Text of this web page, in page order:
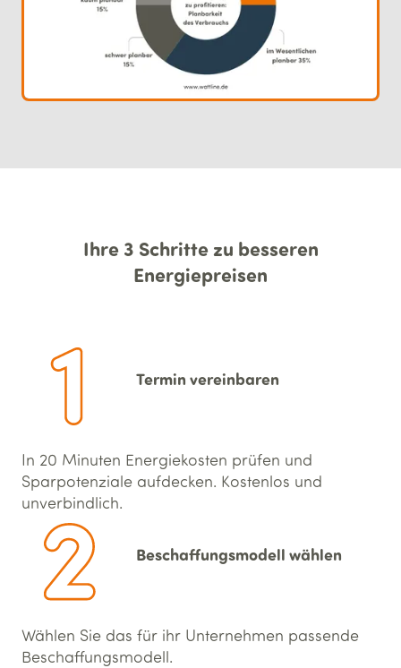
Ihre 3 Schritte zu besseren
Energiepreisen
Termin vereinbaren
In 20 Minuten Energiekosten prüfen und
Sparpotenziale aufdecken. Kostenlos und
unverbindlich.
Beschaffungs­modell wählen
Wählen Sie das für ihr Unternehmen passende
Beschaffungs­modell.